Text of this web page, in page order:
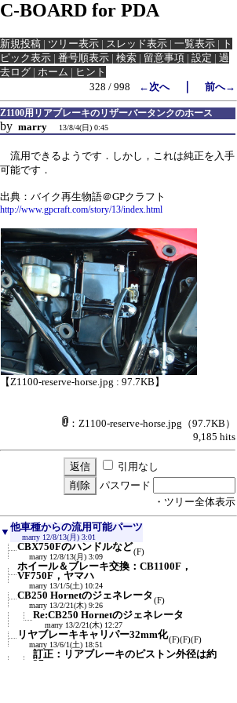
C-BOARD for PDA
新規投稿 | ツリー表示 | スレッド表示 | 一覧表示 | ト
ピック表示 | 番号順表示 | 検索 | 留意事項 | 設定 | 過
去ログ | ホーム | ヒント
328 / 998
←次へ｜ 前へ→
Z1100用リアブレーキのリザーバータンクのホース
by marry 13/8/4(日) 0:45
流用できるようです．しかし，これは純正を入手
可能です．
出典：バイク再生物語＠GPクラフト
http://www.gpcraft.com/story/13/index.html
【Z1100-reserve-horse.jpg : 97.7KB】
：Z1100-reserve-horse.jpg （97.7KB）
9,185 hits
引用なし
パスワード
・ツリー全体表示
▼ 他車種からの流用可能パーツ
marry 12/8/13(月) 3:01
CBX750Fのハンドルなど
marry 12/8/13(月) 3:09
(F)
ホイール＆ブレーキ交換：CB1100F，
VF750F，ヤマハ
marry 13/1/5(土) 10:24
CB250 Hornetのジェネレータ
marry 13/2/21(木) 9:26
(F)
Re:CB250 Hornetのジェネレータ
marry 13/2/21(木) 12:27
リヤブレーキキャリパー32mm化
marry 13/6/1(土) 18:51
(F)(F)(F)
訂正：リアブレーキのピストン外径は約
27mm